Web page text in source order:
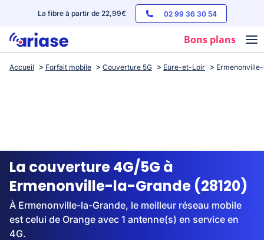
La fibre à partir de 22,99€ 02 99 36 30 54
Bons plans
Box internet
Streaming
Accueil Forfait mobile Couverture 5G Eure-et-Loir
La couverture 4G/5G à
Ermenonville-la-Grande (28120)
À Ermenonville-la-Grande, le meilleur réseau mobile
est celui de Orange avec 1 antenne(s) en service en
4G.